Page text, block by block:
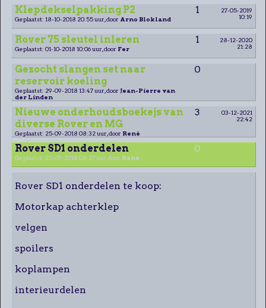
Klepdekselpakking P2 1
27-05-2019
10:19
Geplaatst: 18-10-2018 20:55 uur, door Arno Blokland
Rover 75 sleutel inleren 1
28-12-2020
21:28
Geplaatst: 01-10-2018 10:06 uur, door Fer
Gezocht slangen set naar
reservoir koeling
0
Geplaatst: 29-09-2018 13:47 uur, door Jean-Pierre van
der Linden
Nieuwe onderhoudsboekejs van
diverse Rover en MG
3
03-12-2021
22:42
Geplaatst: 25-09-2018 08:32 uur, door René
Rover SD1 onderdelen 0
Geplaatst: 25-09-2018 08:27 uur, door René
Rover SD1 onderdelen te koop:
Motorkap achterklep
velgen
spoilers
koplampen
interieurdelen